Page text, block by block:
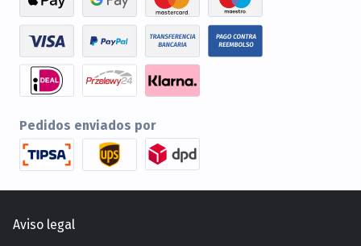
Pedidos enviados por
Aviso legal